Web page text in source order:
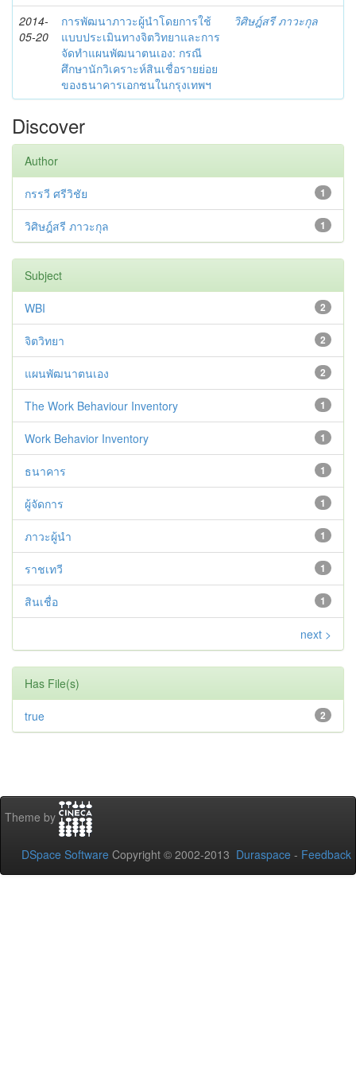
2014-
05-20
การพัฒนาภาวะผู้นำโดยการใช้
แบบประเมินทางจิตวิทยาและการ
จัดทำแผนพัฒนาตนเอง: กรณี
ศึกษานักวิเคราะห์สินเชื่อรายย่อย
ของธนาคารเอกชนในกรุงเทพฯ
วิศิษฎ์สรี ภาวะกุล
Discover
Author
1
กรรวี ศรีวิชัย
1
วิศิษฎ์สรี ภาวะกุล
Subject
2
WBI
2
จิตวิทยา
2
แผนพัฒนาตนเอง
1
The Work Behaviour Inventory
1
Work Behavior Inventory
1
ธนาคาร
1
ผู้จัดการ
1
ภาวะผู้นำ
1
ราชเทวี
1
สินเชื่อ
next >
Has File(s)
2
true
Theme by
DSpace Software Copyright © 2002-2013 Duraspace - Feedback